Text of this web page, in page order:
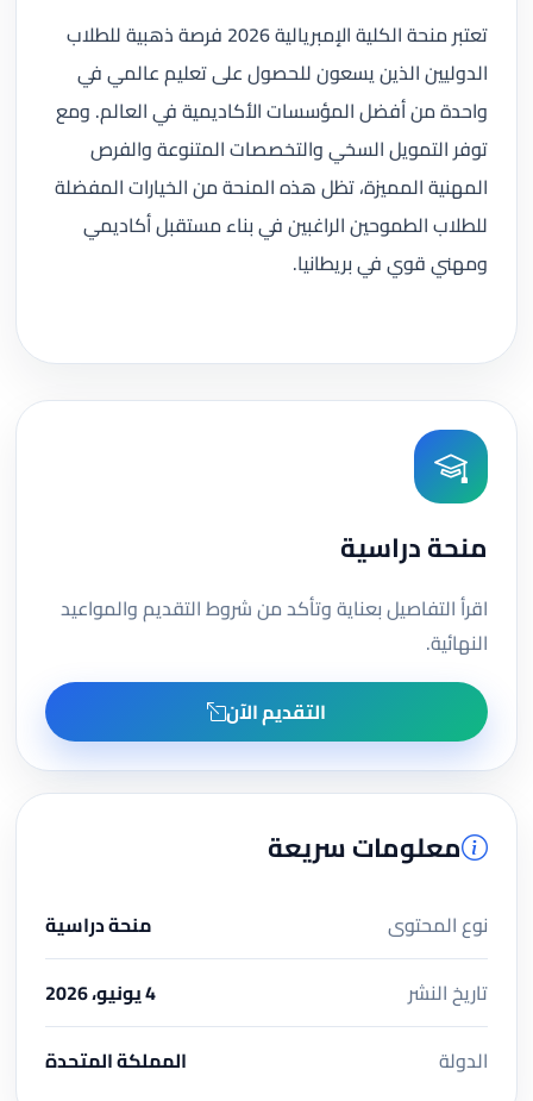
تعتبر منحة الكلية الإمبريالية 2026 فرصة ذهبية للطلاب
الدوليين الذين يسعون للحصول على تعليم عالمي في
واحدة من أفضل المؤسسات الأكاديمية في العالم. ومع
توفر التمويل السخي والتخصصات المتنوعة والفرص
المهنية المميزة، تظل هذه المنحة من الخيارات المفضلة
للطلاب الطموحين الراغبين في بناء مستقبل أكاديمي
ومهني قوي في بريطانيا.
منحة دراسية
اقرأ التفاصيل بعناية وتأكد من شروط التقديم والمواعيد
النهائية.
التقديم الآن
معلومات سريعة
نوع المحتوى
منحة دراسية
تاريخ النشر
4 يونيو، 2026
الدولة
المملكة المتحدة